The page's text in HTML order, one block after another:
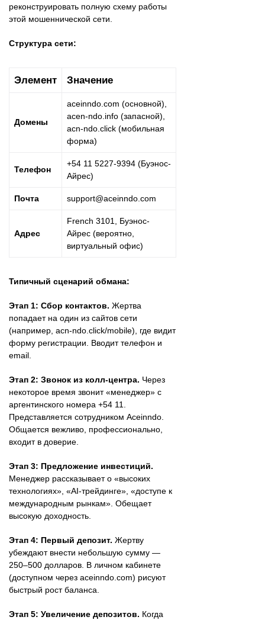
реконструировать полную схему работы
этой мошеннической сети.
Структура сети:
Элемент Значение
Домены
aceinndo.com (основной),
acen-ndo.info (запасной),
acn-ndo.click (мобильная
форма)
Телефон
+54 11 5227-9394 (Буэнос-
Айрес)
Почта support@aceinndo.com
Адрес
French 3101, Буэнос-
Айрес (вероятно,
виртуальный офис)
Типичный сценарий обмана:
Этап 1: Сбор контактов. Жертва
попадает на один из сайтов сети
(например, acn-ndo.click/mobile), где видит
форму регистрации. Вводит телефон и
email.
Этап 2: Звонок из колл-центра. Через
некоторое время звонит «менеджер» с
аргентинского номера +54 11.
Представляется сотрудником Aceinndo.
Общается вежливо, профессионально,
входит в доверие.
Этап 3: Предложение инвестиций.
Менеджер рассказывает о «высоких
технологиях», «AI-трейдинге», «доступе к
международным рынкам». Обещает
высокую доходность.
Этап 4: Первый депозит. Жертву
убеждают внести небольшую сумму —
250–500 долларов. В личном кабинете
(доступном через aceinndo.com) рисуют
быстрый рост баланса.
Этап 5: Увеличение депозитов. Когда